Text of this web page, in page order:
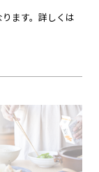
ます。詳しくは